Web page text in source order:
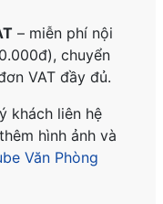
– miễn phí nội
chuyển
VAT đầy đủ.
khách liên hệ
hình ảnh và
Văn Phòng